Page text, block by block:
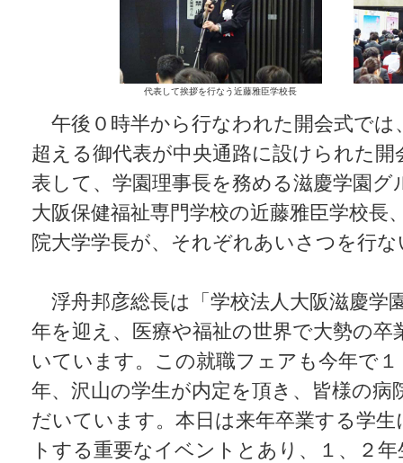
代表して挨拶を行なう近藤雅臣学校長
午後０時半から行なわれた開会式では
超える御代表が中央通路に設けられた
表して、学園理事長を務める滋慶学園グ
大阪保健福祉専門学校の近藤雅臣学校長
院大学学長が、それぞれあいさつを行
浮舟邦彦総長は「学校法人大阪滋慶学
年を迎え、医療や福祉の世界で大勢の
いています。この就職フェアも今年で
年、沢山の学生が内定を頂き、皆様の
だいています。本日は来年卒業する学
トする重要なイベントとあり、１、２